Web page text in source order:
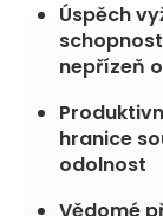
Úspěch
nepřízeň
hranice
odolnost